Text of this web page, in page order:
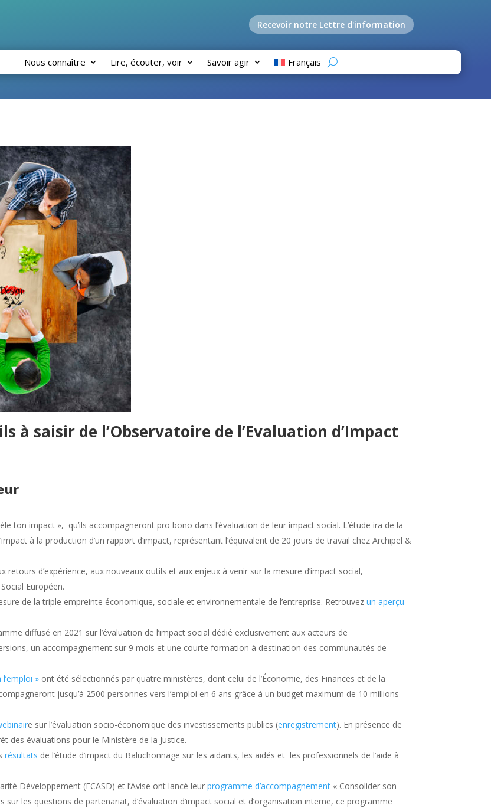
Recevoir notre Lettre d'information
Nous connaître Lire, écouter, voir Savoir agir Français
à saisir de l’Observatoire de l’Evaluation d’Impact
ton impact », qu’ils accompagneront pro bono dans l’évaluation de leur impact social. L’étude ira de la
à la production d’un rapport d’impact, représentant l’équivalent de 20 jours de travail chez Archipel &
retours d’expérience, aux nouveaux outils et aux enjeux à venir sur la mesure d’impact social,
Européen.
de la triple empreinte économique, sociale et environnementale de l’entreprise. Retrouvezun aperçu
diffusé en 2021 sur l’évaluation de l’impact social dédié exclusivement aux acteurs de
un accompagnement sur 9 mois et une courte formation à destination des communautés de
» ont été sélectionnés par quatre ministères, dont celui de l’Économie, des Finances et de la
jusqu’à 2500 personnes vers l’emploi en 6 ans grâce à un budget maximum de 10 millions
e sur l’évaluation socio-économique des investissements publics (enregistrement). En présence de
des évaluations pour le Ministère de la Justice.
résultats de l’étude d’impact du Baluchonnage sur les aidants, les aidés et les professionnels de l’aide à
Développement (FCASD) et l’Avise ont lancé leur programme d’accompagnement « Consolider son
les questions de partenariat, d’évaluation d’impact social et d’organisation interne, ce programme